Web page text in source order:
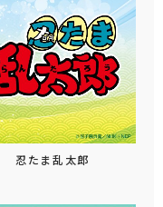
忍たま乱太郎